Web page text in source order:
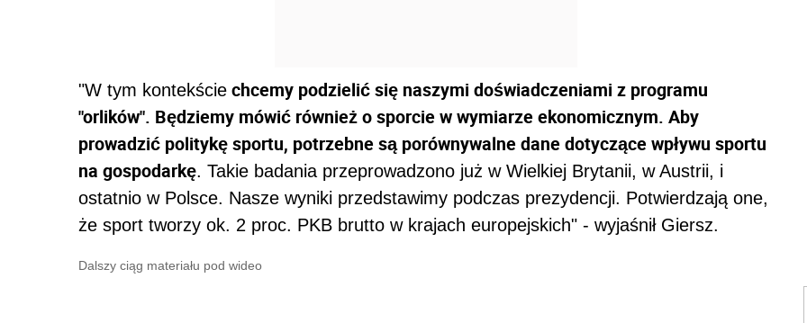
"W tym kontekście chcemy podzielić się naszymi doświadczeniami z programu
"orlików". Będziemy mówić również o sporcie w wymiarze ekonomicznym. Aby
prowadzić politykę sportu, potrzebne są porównywalne dane dotyczące wpływu sportu
na gospodarkę. Takie badania przeprowadzono już w Wielkiej Brytanii, w Austrii, i
ostatnio w Polsce. Nasze wyniki przedstawimy podczas prezydencji. Potwierdzają one,
że sport tworzy ok. 2 proc. PKB brutto w krajach europejskich" - wyjaśnił Giersz.
Dalszy ciąg materiału pod wideo